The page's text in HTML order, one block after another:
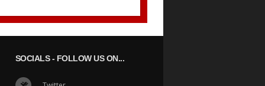
SOCIALS- FOLLOW US ON...